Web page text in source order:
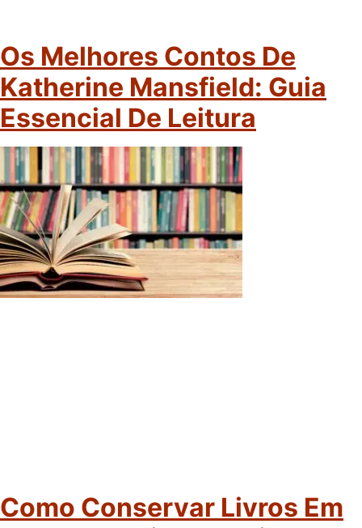
Os Melhores Contos De
Katherine Mansfield: Guia
Essencial De Leitura
Como Conservar Livros Em